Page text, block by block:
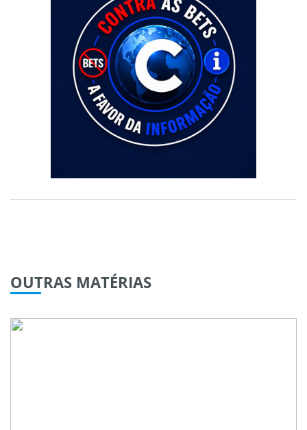
OUTRAS MATÉRIAS